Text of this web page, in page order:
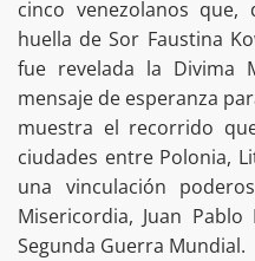
cinco venezolanos que,
huella de Sor Faustina
fue revelada la Divima
mensaje de esperanza
muestra el recorrido
ciudades entre Polonia,
una vinculación
Misericordia, Juan
Segunda Guerra Mundial.